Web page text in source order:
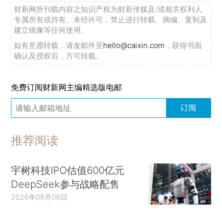
财新网所刊载内容之知识产权为财新传媒及/或相关权利人
专属所有或持有。未经许可，禁止进行转载、摘编、复制及
建立镜像等任何使用。
如有意愿转载，请发邮件至hello@caixin.com ，获得书面
确认及授权后，方可转载。
免费订阅财新网主编精选版电邮
订阅
推荐阅读
宇树科技IPO估值600亿元
DeepSeek参与战略配售
2026年08月06日